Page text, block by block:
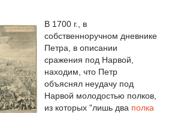
В 1700 г., в
собственноручном дневнике
Петра, в описании
сражения под Нарвой,
находим, что Петр
объяснял неудачу под
Нарвой молодостью полков,
из которых "лишь два полка